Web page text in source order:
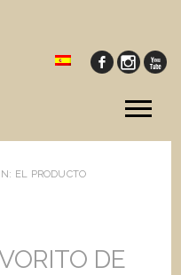
EL PRODUCTO
DE